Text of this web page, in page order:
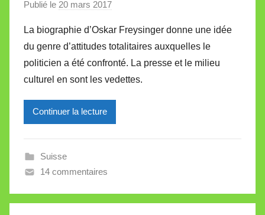
e
Publié le 20 mars 2017
r
M
i
r
l
l
La biographie d’Oskar Freysinger donne une idée
du genre d’attitudes totalitaires auxquelles le
politicien a été confronté. La presse et le milieu
culturel en sont les vedettes.
Continuer la lecture
Suisse
14 commentaires